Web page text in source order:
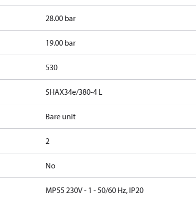
28.00 bar
19.00 bar
530
SHAX34e/380-4 L
Bare unit
2
No
MP55 230V - 1 - 50/60 Hz, IP20